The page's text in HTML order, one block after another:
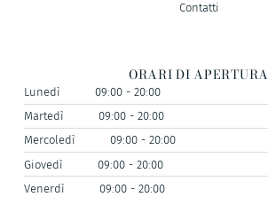
Contatti
ORARI DI APERTURA
Lunedì
09:00 - 20:00
Martedì
09:00 - 20:00
Mercoledì
09:00 - 20:00
Giovedì
09:00 - 20:00
Venerdì
09:00 - 20:00